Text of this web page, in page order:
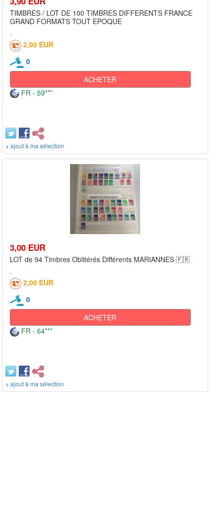
TIMBRES / LOT DE 100 TIMBRES DIFFERENTS FRANCE
GRAND FORMATS TOUT EPOQUE
2,00 EUR
0
ACHETER
FR - 59***
+ ajout à ma sélection
3,00 EUR
LOT de 94 Timbres Oblitérés Différents MARIANNES 🇫🇷
2,00 EUR
0
ACHETER
FR - 64***
+ ajout à ma sélection